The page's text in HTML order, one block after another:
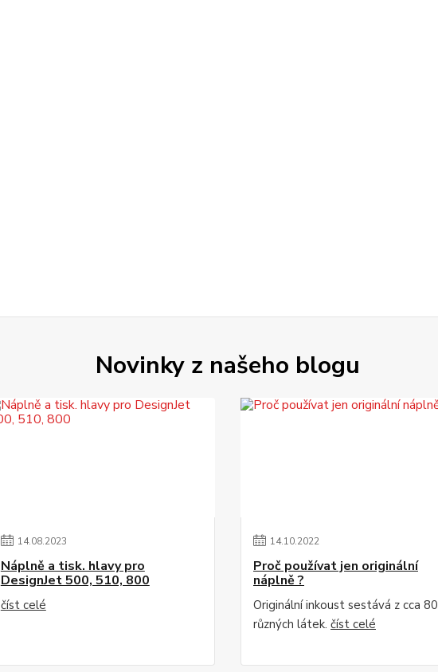
Novinky z našeho blogu
14.08.2023
Náplně a tisk. hlavy pro
DesignJet 500, 510, 800
číst celé
14.10.2022
Proč používat jen originální
náplně ?
Originální inkoust sestává z cca 80
různých látek. číst celé